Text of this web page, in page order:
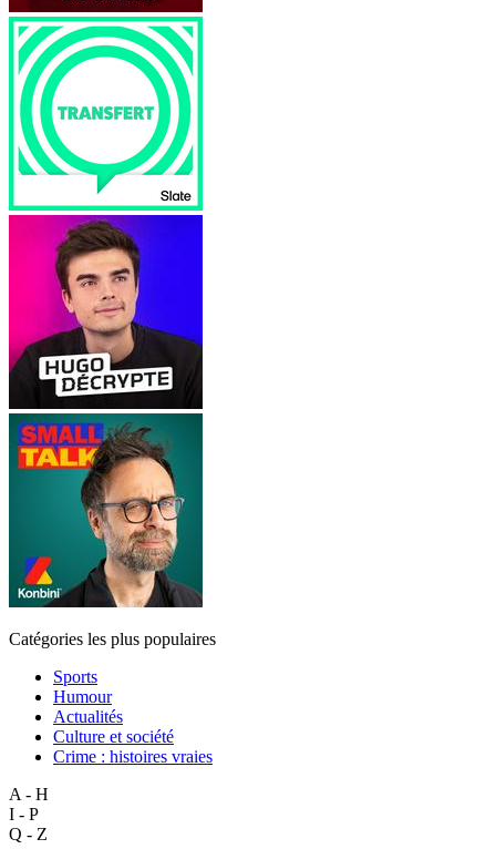
Catégories les plus populaires
Sports
Humour
Actualités
Culture et société
Crime : histoires vraies
A - H
I - P
Q - Z